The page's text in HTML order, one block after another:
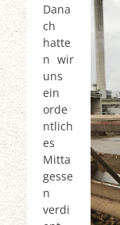
Dana
ch
hatte
n wir
uns
ein
orde
ntlich
es
Mitta
gesse
n
verdi